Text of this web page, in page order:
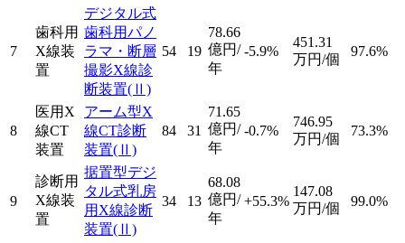
7
歯科用
X線装
置
デジタル式
歯科用パノ
ラマ・断層
撮影X線診
断装置(Ⅱ)
54 19
78.66
億円/
年
-5.9%
451.31
万円/個
97.6%
8
医用X
線CT
装置
アーム型X
線CT診断
装置(Ⅱ)
84 31
71.65
億円/
年
-0.7%
746.95
万円/個
73.3%
9
診断用
X線装
置
据置型デジ
タル式乳房
用X線診断
装置(Ⅱ)
34 13
68.08
億円/
年
+55.3%
147.08
万円/個
99.0%